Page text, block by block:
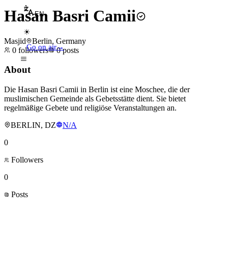
EN
☀
Go on air→
Hasan Basri Camii
Masjid
Berlin, Germany
0 followers 0 posts
About
Die Hasan Basri Camii in Berlin ist eine Moschee, die der
muslimischen Gemeinde als Gebetsstätte dient. Sie bietet
regelmäßige Gebete und religiöse Veranstaltungen an.
BERLIN, DZ
N/A
0
Followers
0
Posts